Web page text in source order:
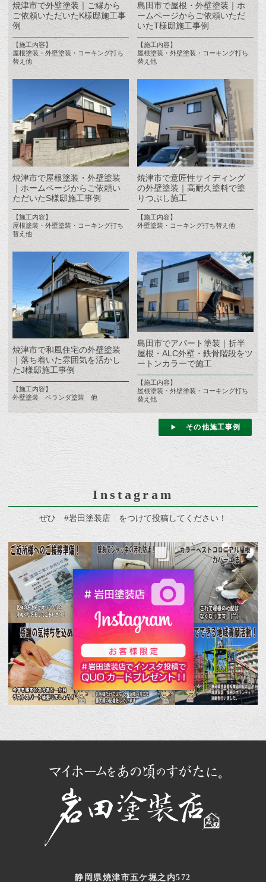
焼津市で外壁塗装｜ご縁から
ご依頼いただいたK様邸施工事
例
【施工内容】
屋根塗装・外壁塗装・コーキング打ち
替え他
島田市で屋根・外壁塗装｜ホ
ームページからご依頼いただ
いたT様邸施工事例
【施工内容】
屋根塗装・外壁塗装・コーキング打ち
替え他
焼津市で屋根塗装・外壁塗装
｜ホームページからご依頼い
ただいたS様邸施工事例
【施工内容】
屋根塗装・外壁塗装・コーキング打ち
替え他
焼津市で意匠性サイディング
の外壁塗装｜高耐久塗料で塗
りつぶし施工
【施工内容】
外壁塗装・コーキング打ち替え他
焼津市で和風住宅の外壁塗装
｜落ち着いた雰囲気を活かし
たJ様邸施工事例
【施工内容】
外壁塗装 ベランダ塗装 他
島田市でアパート塗装｜折半
屋根・ALC外壁・鉄骨階段をツ
ートンカラーで施工
【施工内容】
屋根塗装・外壁塗装・コーキング打ち
替え他
その他施工事例
Instagram
ぜひ #岩田塗装店 をつけて投稿してください！
静岡県焼津市五ケ堀之内572